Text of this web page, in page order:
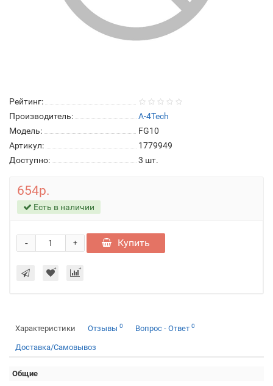
Рейтинг:
Производитель:
A-4Tech
Модель:
FG10
Артикул:
1779949
Доступно:
3 шт.
654р.
Есть в наличии
+
- Купить
Характеристики Отзывы 0 Вопрос - Ответ 0
Доставка/Самовывоз
Общие